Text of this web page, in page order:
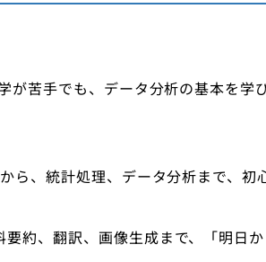
が苦手でも、データ分析の基本を学
、統計処理、データ分析まで、初
約、翻訳、画像生成まで、「明日